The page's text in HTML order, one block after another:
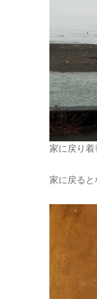
家に戻り
家に戻ると